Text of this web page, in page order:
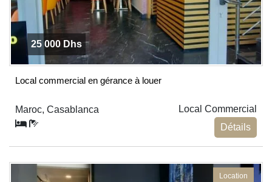
25 000 Dhs
Local commercial en gérance à louer
Maroc, Casablanca
Local Commercial
Détails
Location